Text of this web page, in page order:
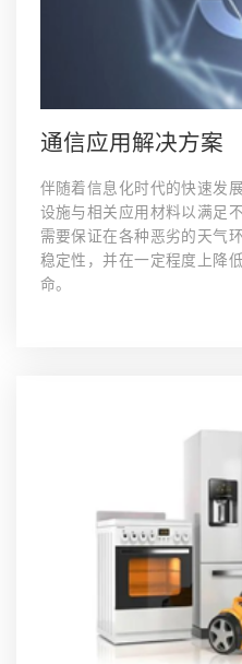
通信应用解决方案
伴随着信息化时代的快速发
设施与相关应用材料以满足
需要保证在各种恶劣的天气
稳定性，并在一定程度上降
命。